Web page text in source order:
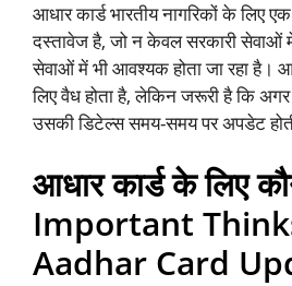
आधार कार्ड भारतीय नागरिकों के लिए
दस्तावेज है, जो न केवल सरकारी सेवाओं
सेवाओं में भी आवश्यक होता जा रहा है।
लिए वैध होता है, लेकिन जरूरी है कि अगर
उसकी डिटेल्स समय-समय पर अपडेट
आधार कार्ड के लिए
Important
Aadhar Card